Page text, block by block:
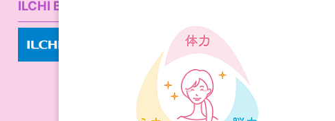
ILCHI Brain Yoga公式サイト